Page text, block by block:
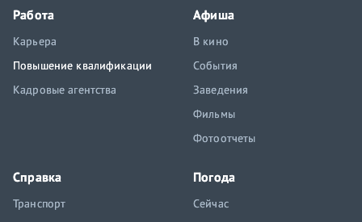
Работа
Карьера
Повышение квалификации
Кадровые агентства
Афиша
В кино
События
Заведения
Фильмы
Фотоотчеты
Справка
Транспорт
Погода
Сейчас